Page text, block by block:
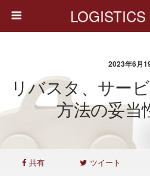
2023年6月
リバスタ、サー
方法の妥当
共有 ツイート